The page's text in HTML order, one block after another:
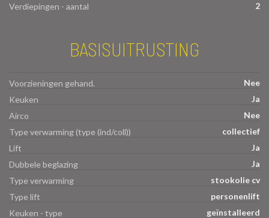
Verdiepingen - aantal 2
BASISUITRUSTING
Voorzieningen gehand.
Nee
Keuken
Ja
Airco
Nee
Type verwarming (type (ind/coll))
collectief
Lift
Ja
Dubbele beglazing
Ja
Type verwarming
stookolie cv
Type lift
personenlift
Keuken - type
geïnstalleerd